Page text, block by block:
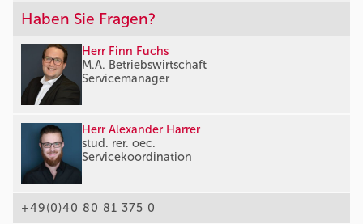
Haben Sie Fragen?
Herr Finn Fuchs
M.A. Betriebswirtschaft
Servicemanager
Herr Alexander Harrer
stud. rer. oec.
Servicekoordination
+49(0)40 80 81 375 0